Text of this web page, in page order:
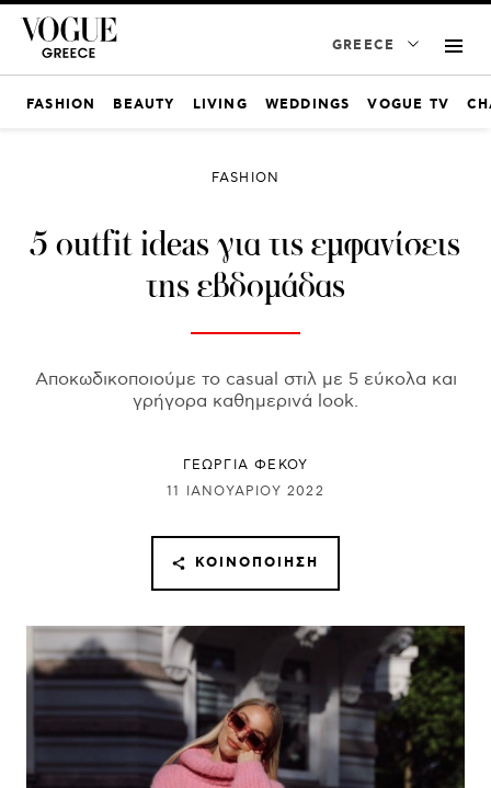
GREECE
FASHION BEAUTY LIVING WEDDINGS VOGUE TV
FASHION
5 outfit ideas για τις εμφανίσεις
της εβδομάδας
Αποκωδικοποιούμε το casual στιλ με 5 εύκολα και
γρήγορα καθημερινά look.
ΓΕΩΡΓΙΑ ΦΕΚΟΥ
11 ΙΑΝΟΥΑΡΊΟΥ 2022
ΚΟΙΝΟΠΟΊΗΣΗ